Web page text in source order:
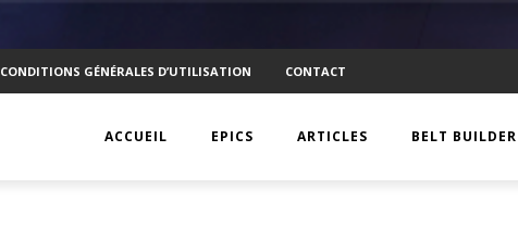
CONDITIONS GÉNÉRALES D’UTILISATION CONTACT
ACCUEIL EPICS ARTICLES BELT BUILDER